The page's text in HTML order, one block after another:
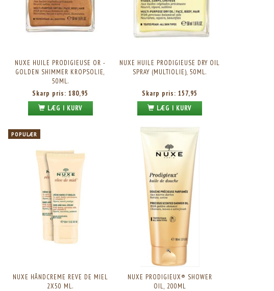
NUXE HUILE PRODIGIEUSE OR -
GOLDEN SHIMMER KROPSOLIE,
50ML.
Skarp pris:180,95
LÆG I KURV
NUXE HUILE PRODIGIEUSE DRY OIL
SPRAY (MULTIOLIE), 50ML.
Skarp pris:157,95
LÆG I KURV
POPULÆR
NUXE HÅNDCREME REVE DE MIEL
2X50 ML.
NUXE PRODIGIEUX® SHOWER
OIL, 200ML